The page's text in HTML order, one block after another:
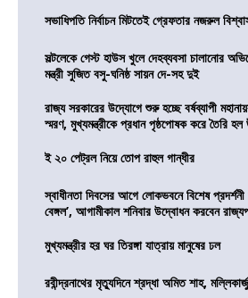
সভাধিপতি নির্বাচন মিটতেই গ্রেফতার নজরুল
সল্টলেকে গেস্ট হাউস খুলে দেহব্যবসা চালানোর
মন্ত্রী সুজিত বসু-ঘনিষ্ঠ সায়ন দে-সহ দুই
রাজ্য সরকারের উদ্যোগে শুরু হচ্ছে বর্ষব্যাপী
স্মরণ, মুখ্যমন্ত্রীকে প্রধান পৃষ্ঠপোষক করে তৈরি হল
ই ২০ পেট্রল নিয়ে তোপ রাহুল গান্ধীর
স্বাধীনতা দিবসের আগে লোকভবনে বিশেষ প্রদর্শনী
বেঙ্গল’, আগামীকাল শনিবার উদ্বোধন করবেন
মুখ্যমন্ত্রীর হর ঘর তিরঙ্গা যাত্রায় মানুষের ঢল
রবীন্দ্রনাথের মৃত্যুদিনে শ্রদ্ধা অমিত শাহ,